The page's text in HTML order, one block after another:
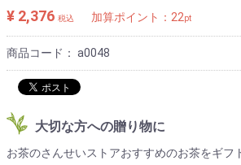
¥ 2,376 税込 加算ポイント： 22pt
商品コード： a0048
大切な方への贈り物に
お茶のさんせいストアおすすめのお茶をギフ